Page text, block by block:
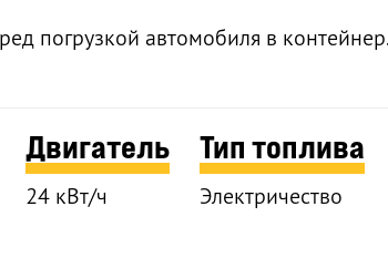
погрузкой автомобиля в контейнер.
Двигатель
24 кВт/ч
Тип топлива
Электричество